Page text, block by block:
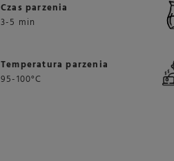
Czas parzenia
3-5 min
Temperatura parzenia
95-100°C